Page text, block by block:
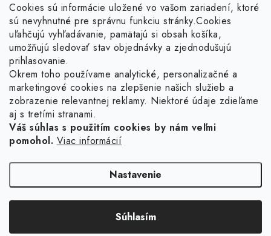
Cookies sú informácie uložené vo vašom zariadení, ktoré
sú nevyhnutné pre správnu funkciu stránky.Cookies
uľahčujú vyhľadávanie, pamätajú si obsah košíka,
umožňujú sledovať stav objednávky a zjednodušujú
prihlasovanie.
Okrem toho používame analytické, personalizačné a
marketingové cookies na zlepšenie našich služieb a
zobrazenie relevantnej reklamy. Niektoré údaje zdieľame
aj s tretími stranami.
Váš súhlas s použitím cookies by nám veľmi
pomohol. Viac informácií
Nastavenie
Súhlasím
Facebook
Obľúbené šperky
Náušnice
Prstene
Náramky
Sety
Informácie pre vás
. Všetky práva vyhradené.